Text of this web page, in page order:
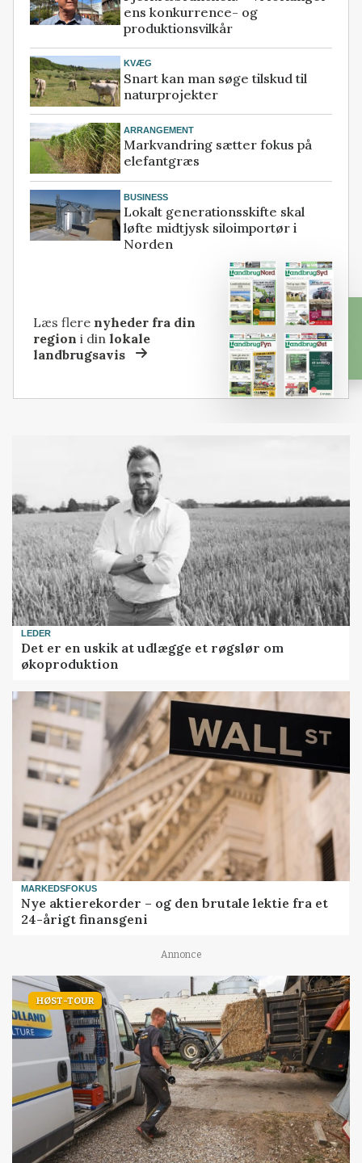
ens konkurrence- og
produktionsvilkår
KVÆG
Snart kan man søge tilskud til
naturprojekter
ARRANGEMENT
Markvandring sætter fokus på
elefantgræs
BUSINESS
Lokalt generationsskifte skal
løfte midtjysk siloimportør i
Norden
Læs flere nyheder fra din
region i dinlokale
landbrugsavis
LEDER
Det er en uskik at udlægge et røgslør om
økoproduktion
MARKEDSFOKUS
Nye aktierekorder – og den brutale lektie fra et
24-årigt finansgeni
Annonce
HØST-TOUR